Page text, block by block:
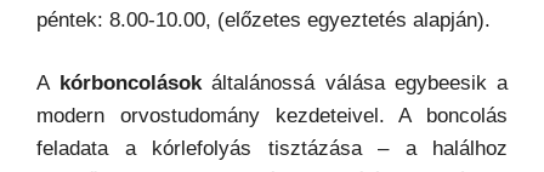
péntek: 8.00-10.00, (előzetes egyeztetés alapján).
Akórboncolásokáltalánossá válása egybeesik a
modern orvostudomány kezdeteivel. A boncolás
feladata a kórlefolyás tisztázása – a halálhoz